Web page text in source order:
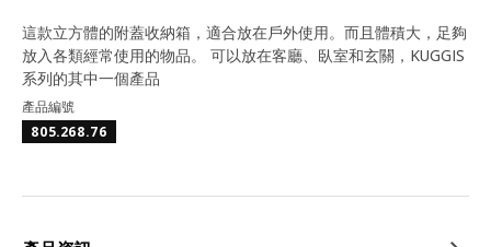
這款立方體的附蓋收納箱，適合放在戶外使用。而且體積大，足夠
放入各類經常使用的物品。 可以放在客廳、臥室和玄關，KUGGIS
系列的其中一個產品
產品編號
805.268.76